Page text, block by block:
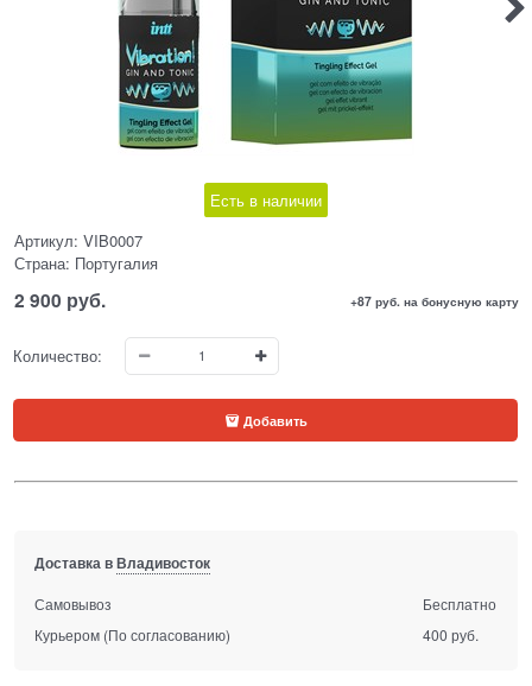
Есть в наличии
Артикул: VIB0007
Страна: Португалия
2 900 руб. +87 руб. на бонусную карту
Количество:
Добавить
Доставка вВладивосток
Самовывоз
Бесплатно
Курьером (По согласованию) 400 руб.